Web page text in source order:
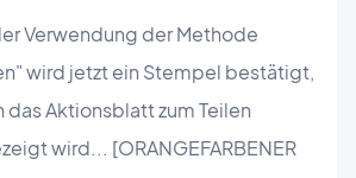
Verwendung der Methode
wird jetzt ein Stempel bestätigt,
das Aktionsblatt zum Teilen
wird... [ORANGEFARBENER